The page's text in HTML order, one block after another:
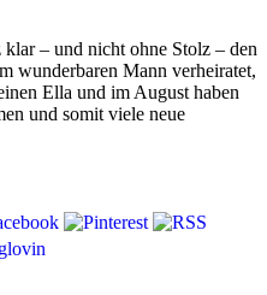
– und nicht ohne Stolz – den
wunderbaren Mann verheiratet,
Ella und im August haben
und somit viele neue